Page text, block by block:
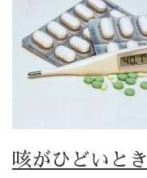
咳がひどいとき